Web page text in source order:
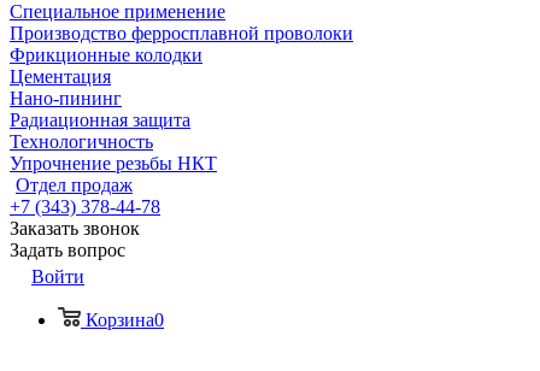
Специальное применение
Производство ферросплавной проволоки
Фрикционные колодки
Цементация
Нано-пининг
Радиационная защита
Технологичность
Упрочнение резьбы НКТ
Отдел продаж
+7 (343) 378-44-78
Заказать звонок
Задать вопрос
Войти
Корзина0